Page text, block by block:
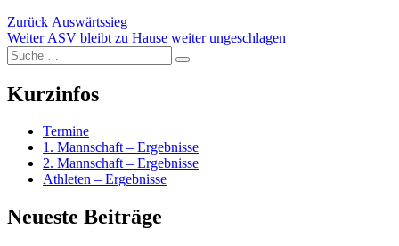
Beitragsnavigation
Zurück Vorheriger
Beitrag:
Auswärtssieg
Weiter Nächster
ASV bleibt zu Hause weiter ungeschlagen
Suche
nach:
Suchen
Kurzinfos
Termine
1. Mannschaft – Ergebnisse
2. Mannschaft – Ergebnisse
Athleten – Ergebnisse
Neueste Beiträge